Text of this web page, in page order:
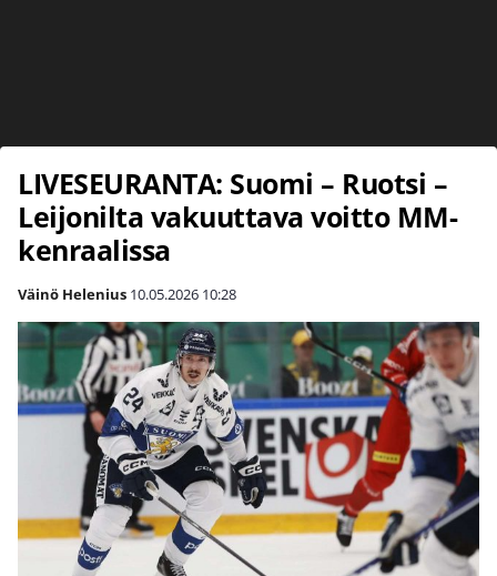
LIVESEURANTA: Suomi – Ruotsi –
Leijonilta vakuuttava voitto MM-
kenraalissa
Väinö Helenius 10.05.2026 10:28